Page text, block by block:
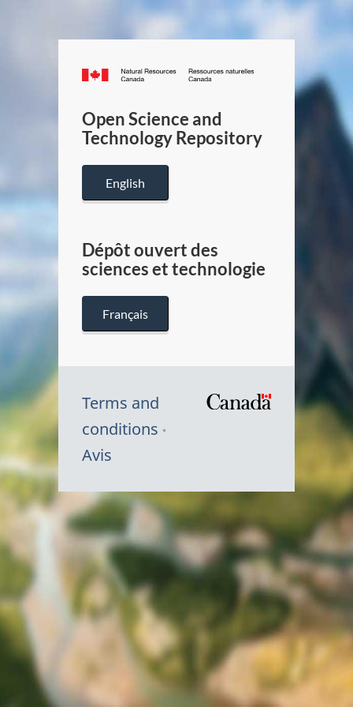
Canada.ca
/
Canada
Open Science and
Technology Repository
English
Dépôt ouvert des
sciences et technologie
Français
Terms and
conditions
Avis
Canada